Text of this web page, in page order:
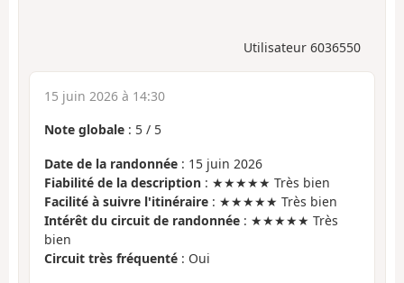
Utilisateur 6036550
15 juin 2026 à 14:30
Note globale : 5 / 5
Date de la randonnée : 15 juin 2026
Fiabilité de la description : ★★★★★ Très bien
Facilité à suivre l'itinéraire : ★★★★★ Très bien
Intérêt du circuit de randonnée : ★★★★★ Très
bien
Circuit très fréquenté : Oui